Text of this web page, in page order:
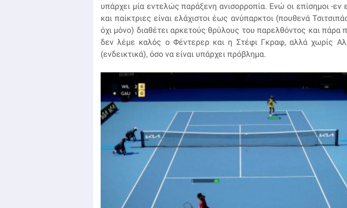
υπάρχει μία εντελώς παράξενη ανισορροπία. Ενώ οι επίσημοι -εν
και παίκτριες είναι ελάχιστοι έως ανύπαρκτοι (πουθενά
όχι μόνο) διαθέτει αρκετούς θρύλους του παρελθόντος και πάρα
δεν λέμε καλός ο Φέντερερ και η Στέφι Γκραφ, αλλά χωρίς
(ενδεικτικά), όσο να είναι υπάρχει πρόβλημα.